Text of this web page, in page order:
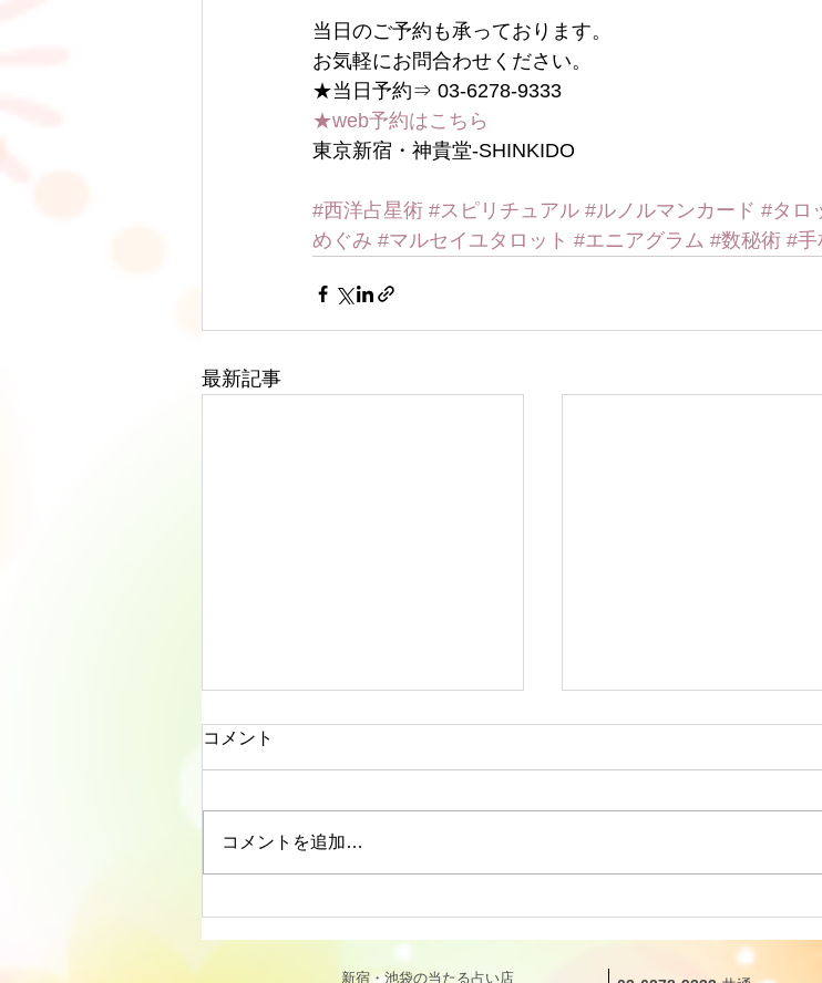
当日のご予約も承っております。
お気軽にお問合わせください。
★当日予約⇒ 03-6278-9333
★web予約はこちら
東京新宿・神貴堂-SHINKIDO
#西洋占星術 #スピリチュアル #ルノルマンカード #タロ
めぐみ #マルセイユタロット #エニアグラム #数秘術 #手
最新記事
ト解説｜カップ・キング
（KING OF CUPS）「寛容と
ト解説｜カップ・クイー
（QUEEN OF CUPS）「
コメント
コメントを追加…
新宿・池袋の当たる占い​店